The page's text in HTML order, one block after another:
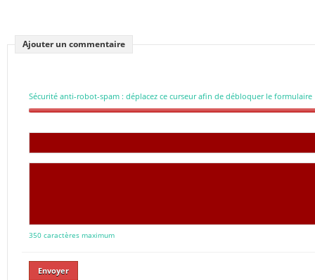
Ajouter un commentaire
Sécurité anti-robot-spam : déplacez ce curseur afin de débloquer le formulaire
350 caractères maximum
Envoyer